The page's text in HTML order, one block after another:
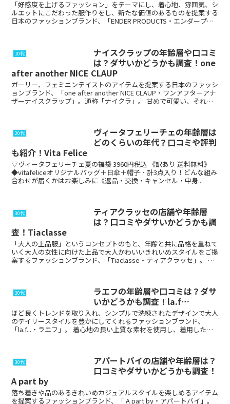
「好感度を上げるファッション」をテーマにし、着心地、雰囲気、シ
ルエットにこだわった服作りをし、新たな価値のあるものを提案する
日本のファッションブランド、「ENDER PRODUCTS・エンダープロ
10代
ナイスクラップの年齢層や口コミ
は？ダサいかどうかも調査！one
after another NICE CLAUP
ガーリー、フェミニンテイストのアイテムを提案する日本のファッシ
ョンブランド、「one after another NICE CLAUP・ワンアフターアナ
ザーナイスクラップ」。通称「ナイクラ」。 甘めで可愛い、それで
20代
ヴィータフェリーチェの年齢層は
どのくらいの年代？口コミや評判
も紹介！Vita Felice
▽ヴィータフェリーチェ夏の福袋 3960円税込 《訳あり 送料無料》
◆vitafeliceオリジナルバッグ＋日傘＋帽子…計3点入り！どんな組み
合わせが届くかはお楽しみに《返品・交換・キャンセル・中身...
30代
ティアクラッセの店舗や年齢層
は？口コミやダサいかどうかも調
査！Tiaclasse
「大人の上品服」というコンセプトのもと、年齢と共に品格を重ねて
いく大人の女性に向けた上品で大人かわいいきれいめスタイルをご提
案するファッションブランド、「Tiaclasse・ティアクラッセ」。 ト
20代
ラエフの年齢層や口コミは？ダサ
いかどうかも調査！la.f…
ほど良くトレンドを取り入れ、シンプルで洗練されたデザインで大人
のデイリースタイルを豊かにしてくれるファッションブランド、
「la.f...・ラエフ」。 着心地の良い上質な素材を使用し、着用した時
30代
アパートバイの店舗や年齢層は？
口コミやダサいかどうかも調査！
A part by
落ち着きや品のあるきれいめカジュアルスタイルを楽しめるアイテム
を提案するファッションブランド、「 A part by・アパートバイ」。